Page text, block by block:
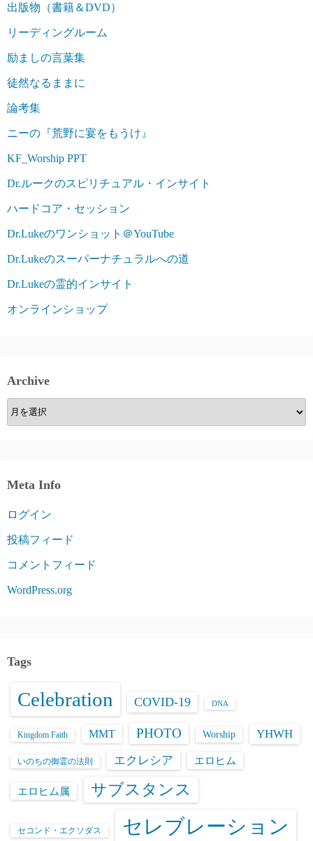
出版物（書籍＆DVD）
リーディングルーム
励ましの言葉集
徒然なるままに
論考集
ニーの『荒野に宴をもうけ』
KF_Worship PPT
Dr.ルークのスピリチュアル・インサイト
ハードコア・セッション
Dr.Lukeのワンショット＠YouTube
Dr.Lukeのスーパーナチュラルへの道
Dr.Lukeの霊的インサイト
オンラインショップ
Archive
Archive
Meta Info
ログイン
投稿フィード
コメントフィード
WordPress.org
Tags
Celebration COVID-19 DNA
Kingdom Faith MMT PHOTO Worship YHWH
いのちの御霊の法則 エクレシア エロヒム
エロヒム属 サブスタンス
セコンド・エクソダス セレブレーション